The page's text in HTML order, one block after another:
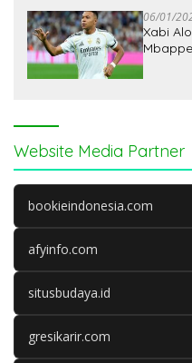
06/01/
Xabi
Website Media Partner
bookieindonesia.com
afyinfo.com
situsbudaya.id
gresikarir.com